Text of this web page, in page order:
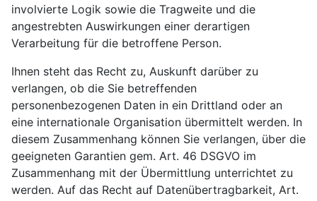
involvierte Logik sowie die Tragweite und die
angestrebten Auswirkungen einer derartigen
Verarbeitung für die betroffene Person.
Ihnen steht das Recht zu, Auskunft darüber zu
verlangen, ob die Sie betreffenden
personenbezogenen Daten in ein Drittland oder an
eine internationale Organisation übermittelt werden. In
diesem Zusammenhang können Sie verlangen, über die
geeigneten Garantien gem. Art. 46 DSGVO im
Zusammenhang mit der Übermittlung unterrichtet zu
werden. Auf das Recht auf Datenübertragbarkeit, Art.